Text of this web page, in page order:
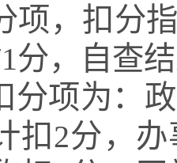
项，扣分
分，自查
分项为：
扣2分，